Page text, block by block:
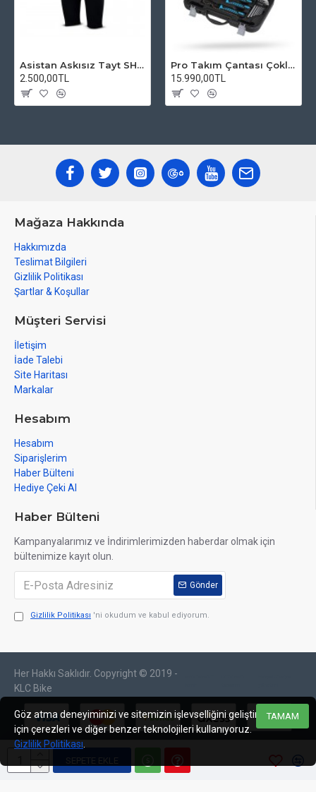
SEPETE EKLE
Asistan Askısız Tayt SH20 Pedli Siyah
2.500,00TL
Pro Takım Çantası Çoklu Tamir Seti
15.990,00TL
Mağaza Hakkında
Hakkımızda
Teslimat Bilgileri
Gizlilik Politikası
Şartlar & Koşullar
Müşteri Servisi
İletişim
İade Talebi
Site Haritası
Markalar
Hesabım
Hesabım
Siparişlerim
Haber Bülteni
Hediye Çeki Al
Haber Bülteni
Kampanyalarımız ve İndirimlerimizden haberdar olmak için
bültenimize kayıt olun.
Gönder
Gizlilik Politikası 'ni okudum ve kabul ediyorum.
Her Hakkı Saklıdır. Copyright © 2019 -
KLC Bike
TAMAM
Göz atma deneyiminizi ve sitemizin işlevselliğini geliştirmek
için çerezleri ve diğer benzer teknolojileri kullanıyoruz.
Gizlilik Politikası